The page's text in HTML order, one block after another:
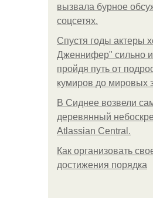
вызвала бурное
соцсетях.
Спустя годы актеры
Дженнифер" сильно
пройдя путь от
кумиров до мировых
В Сиднее возвели
деревянный
Atlassian Central.
Как организовать
достижения порядка